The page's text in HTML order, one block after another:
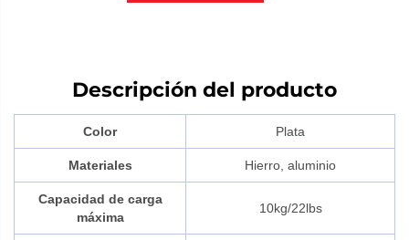
Descripción del producto
Color Plata
Materiales Hierro, aluminio
Capacidad de carga
máxima
10kg/22lbs